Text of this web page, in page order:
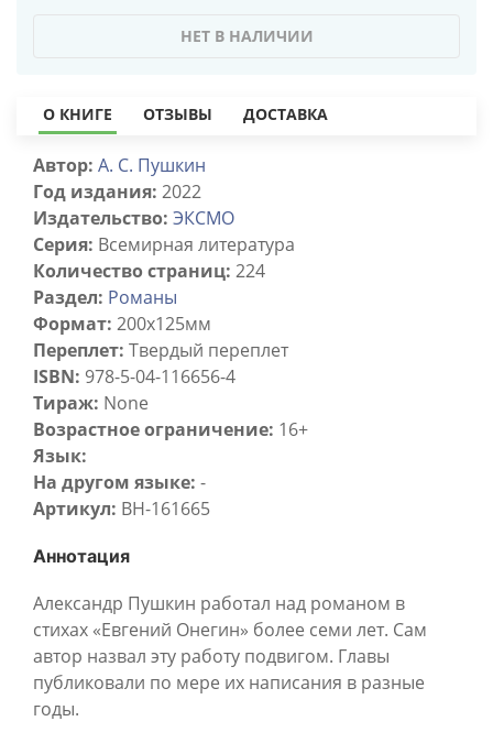
НЕТ В НАЛИЧИИ
О КНИГЕ ОТЗЫВЫ ДОСТАВКА
Автор: А. С. Пушкин
Год издания: 2022
Издательство: ЭКСМО
Серия: Всемирная литература
Количество страниц: 224
Раздел: Романы
Формат: 200х125мм
Переплет: Твердый переплет
ISBN: 978-5-04-116656-4
Тираж: None
Возрастное ограничение: 16+
Язык:
На другом языке: -
Артикул: BH-161665
Аннотация
Александр Пушкин работал над романом в
стихах «Евгений Онегин» более семи лет. Сам
автор назвал эту работу подвигом. Главы
публиковали по мере их написания в разные
годы.